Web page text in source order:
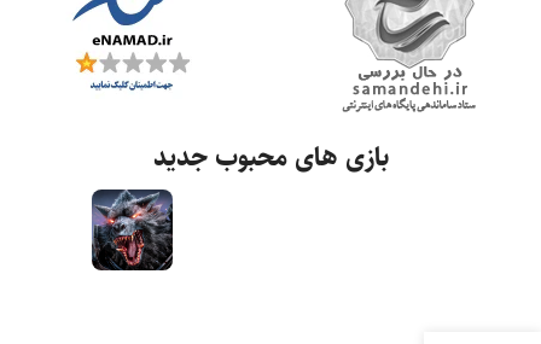
بازی های محبوب جدید